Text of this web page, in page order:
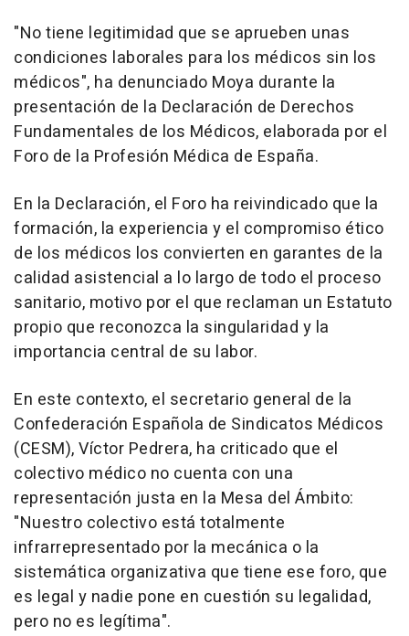
"No tiene legitimidad que se aprueben unas
condiciones laborales para los médicos sin los
médicos", ha denunciado Moya durante la
presentación de la Declaración de Derechos
Fundamentales de los Médicos, elaborada por el
Foro de la Profesión Médica de España.
En la Declaración, el Foro ha reivindicado que la
formación, la experiencia y el compromiso ético
de los médicos los convierten en garantes de la
calidad asistencial a lo largo de todo el proceso
sanitario, motivo por el que reclaman un Estatuto
propio que reconozca la singularidad y la
importancia central de su labor.
En este contexto, el secretario general de la
Confederación Española de Sindicatos Médicos
(CESM), Víctor Pedrera, ha criticado que el
colectivo médico no cuenta con una
representación justa en la Mesa del Ámbito:
"Nuestro colectivo está totalmente
infrarrepresentado por la mecánica o la
sistemática organizativa que tiene ese foro, que
es legal y nadie pone en cuestión su legalidad,
pero no es legítima".